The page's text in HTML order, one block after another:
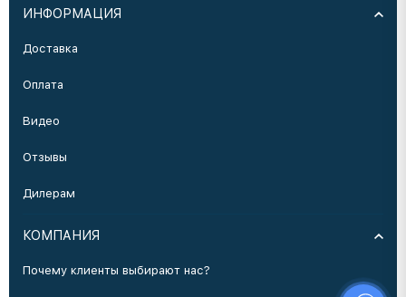
ИНФОРМАЦИЯ
Доставка
Оплата
Видео
Отзывы
Дилерам
КОМПАНИЯ
Почему клиенты выбирают нас?